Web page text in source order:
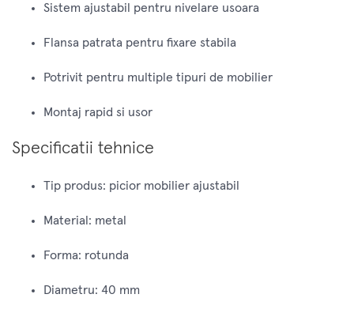
Sistem ajustabil pentru nivelare usoara
Flansa patrata pentru fixare stabila
Potrivit pentru multiple tipuri de mobilier
Montaj rapid si usor
Specificatii tehnice
Tip produs: picior mobilier ajustabil
Material: metal
Forma: rotunda
Diametru: 40 mm